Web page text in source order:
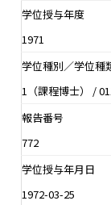
学位授与年度
1971
学位種別／学位種
1（課程博士） /
報告番号
772
学位授与年月日
1972-03-25